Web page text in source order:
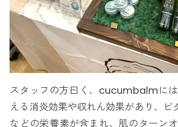
スタッフの方曰く、cucumbalmに
える消炎効果や収れん効果があり、ビ
などの栄養素が含まれ、肌のターン